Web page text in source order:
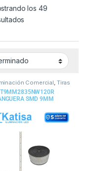
los 49
Comercial, Tiras
SMD 9MM
DIM 50M